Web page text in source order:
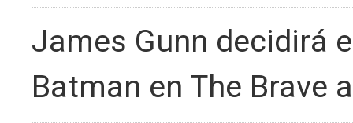
James Gunn decidirá
Batman en The Brave